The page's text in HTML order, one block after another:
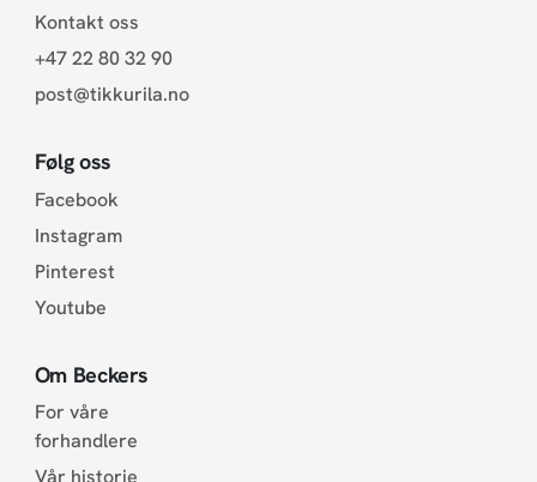
Kontakt oss
+47 22 80 32 90
post@tikkurila.no
Følg oss
Facebook
Instagram
Pinterest
Youtube
Om Beckers
For våre
forhandlere
Vår historie